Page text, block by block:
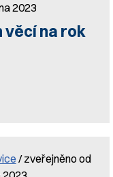
2023
věcí na rok
/ zveřejněno od